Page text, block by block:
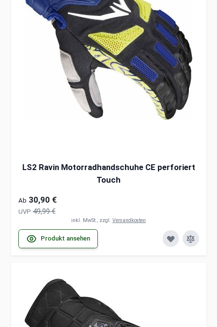
LS2 Ravin Motorradhandschuhe CE perforiert
Touch
Ab 30,90 €
UVP 49,99 €
inkl. MwSt., zzgl. Versandkosten
Produkt ansehen